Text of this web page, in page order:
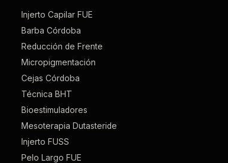
Injerto Capilar FUE
Barba Córdoba
Reducción de Frente
Micropigmentación
Cejas Córdoba
Técnica BHT
Bioestimuladores
Mesoterapia Dutasteride
Injerto FUSS
Pelo Largo FUE